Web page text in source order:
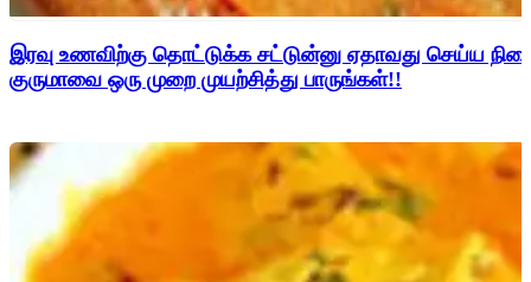
இரவு உணவிற்கு தொட்டுக்க சட்டுன்னு ஏதாவது செய்ய
குருமாவை ஒரு முறை முயற்சித்து பாருங்கள்!!